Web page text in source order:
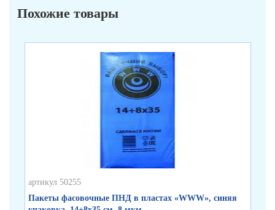
Похожие товары
артикул 50255
Пакеты фасовочные ПНД в пластах «WWW», синяя